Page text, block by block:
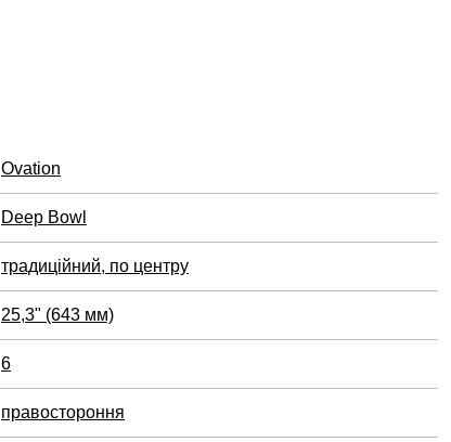
Ovation
Deep Bowl
традиційний, по центру
25,3" (643 мм)
6
правостороння